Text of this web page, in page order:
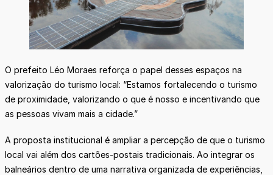
O prefeito Léo Moraes reforça o papel desses espaços na
valorização do turismo local: “Estamos fortalecendo o turismo
de proximidade, valorizando o que é nosso e incentivando que
as pessoas vivam mais a cidade.”
A proposta institucional é ampliar a percepção de que o turismo
local vai além dos cartões-postais tradicionais. Ao integrar os
balneários dentro de uma narrativa organizada de experiências,